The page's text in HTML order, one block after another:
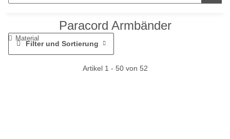
Material
Paracord Armbänder
Filter und Sortierung
Artikel 1 - 50 von 52